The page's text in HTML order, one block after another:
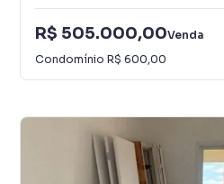
R$ 505.000,00Venda
Condomínio R$ 600,00